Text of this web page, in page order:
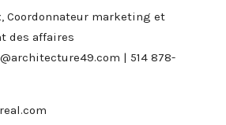
Coordonnateur marketing et
des affaires
| 514 878-